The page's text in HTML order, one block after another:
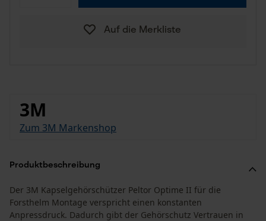
Auf die Merkliste
3M
Zum 3M Markenshop
Produktbeschreibung
Der 3M Kapselgehörschützer Peltor Optime II für die
Forsthelm Montage verspricht einen konstanten
Anpressdruck. Dadurch gibt der Gehörschutz Vertrauen in